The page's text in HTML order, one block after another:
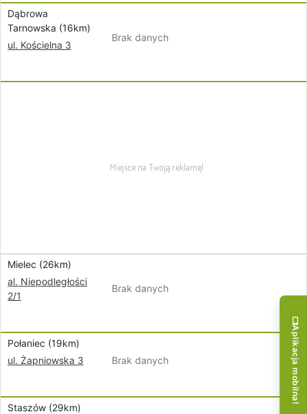
Dąbrowa
Tarnowska (16km)
ul. Kościelna 3
Brak danych
Mielec (26km)
al. Niepodległości
2/1
Brak danych
Połaniec (19km)
ul. Żapniowska 3
Brak danych
Staszów (29km)
Aplikacja mobilna!